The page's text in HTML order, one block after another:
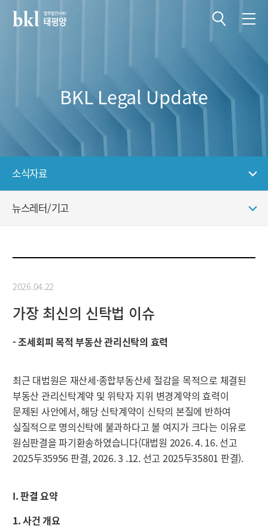
BKL Legal Update
소식자료
뉴스레터/기고
2026.04.22
가장 최신의 신탁법 이슈
- 조세회피 목적 부동산 관리신탁의 효력
최근 대법원은 재산세·종합부동산세 절감을 목적으로 체결된
부동산 관리신탁계약 및 위탁자 지위 변경계약의 효력이
문제된 사안에서, 해당 신탁계약이 신탁의 본질에 반하여
실질적으로 명의신탁에 불과하다고 볼 여지가 크다는 이유로
원심판결을 파기환송하였습니다(대법원 2026. 4. 16. 선고
2025두35956 판결, 2026. 3 .12. 선고 2025두35801 판결).
I. 판결 요약
1. 사건 개요